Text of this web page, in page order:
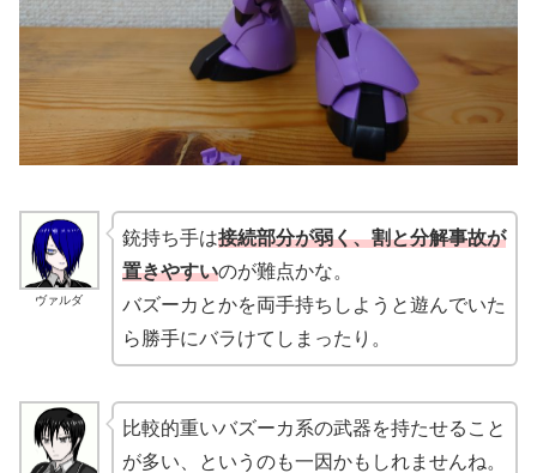
ヴァルダ
銃持ち手は接続部分が弱く、割と分解事故が
置きやすいのが難点かな。
バズーカとかを両手持ちしようと遊んでいた
ら勝手にバラけてしまったり。
比較的重いバズーカ系の武器を持たせること
が多い、というのも一因かもしれませんね。